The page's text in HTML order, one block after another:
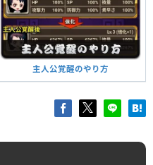
主人公覚醒のやり方